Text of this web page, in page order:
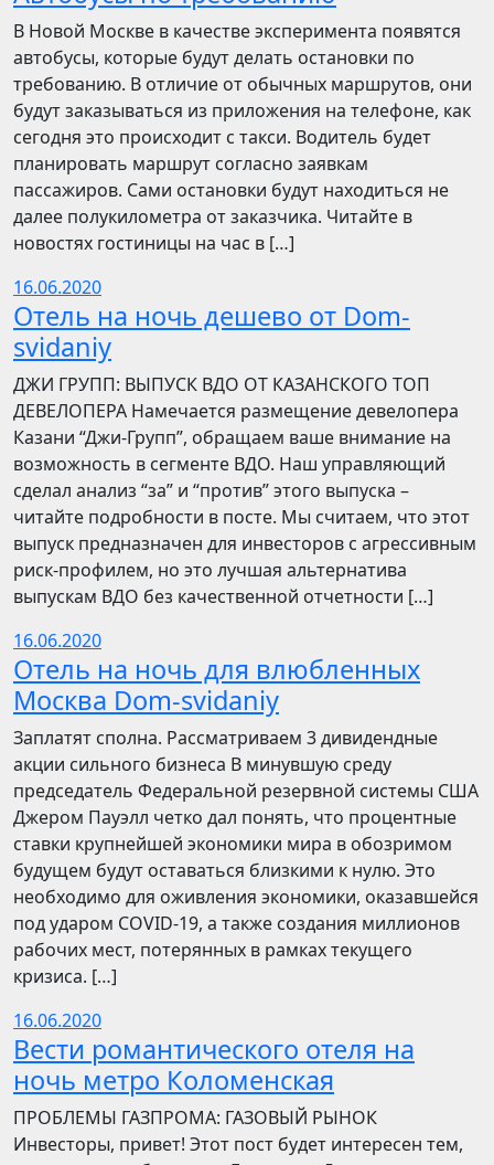
В Новой Москве в качестве эксперимента появятся
автобусы, которые будут делать остановки по
требованию. В отличие от обычных маршрутов, они
будут заказываться из приложения на телефоне, как
сегодня это происходит с такси. Водитель будет
планировать маршрут согласно заявкам
пассажиров. Сами остановки будут находиться не
далее полукилометра от заказчика. Читайте в
новостях гостиницы на час в […]
16.06.2020
Отель на ночь дешево от Dom-
svidaniy
​​ДЖИ ГРУПП: ВЫПУСК ВДО ОТ КАЗАНСКОГО ТОП
ДЕВЕЛОПЕРА Намечается размещение девелопера
Казани “Джи-Групп”, обращаем ваше внимание на
возможность в сегменте ВДО. Наш управляющий
сделал анализ “за” и “против” этого выпуска –
читайте подробности в посте. Мы считаем, что этот
выпуск предназначен для инвесторов с агрессивным
риск-профилем, но это лучшая альтернатива
выпускам ВДО без качественной отчетности […]
16.06.2020
Отель на ночь для влюбленных
Москва Dom-svidaniy
Заплатят сполна. Рассматриваем 3 дивидендные
акции сильного бизнеса В минувшую среду
председатель Федеральной резервной системы США
Джером Пауэлл четко дал понять, что процентные
ставки крупнейшей экономики мира в обозримом
будущем будут оставаться близкими к нулю. Это
необходимо для оживления экономики, оказавшейся
под ударом COVID-19, а также создания миллионов
рабочих мест, потерянных в рамках текущего
кризиса. […]
16.06.2020
Вести романтического отеля на
ночь метро Коломенская
ПРОБЛЕМЫ ГАЗПРОМА: ГАЗОВЫЙ РЫНОК
Инвесторы, привет! Этот пост будет интересен тем,